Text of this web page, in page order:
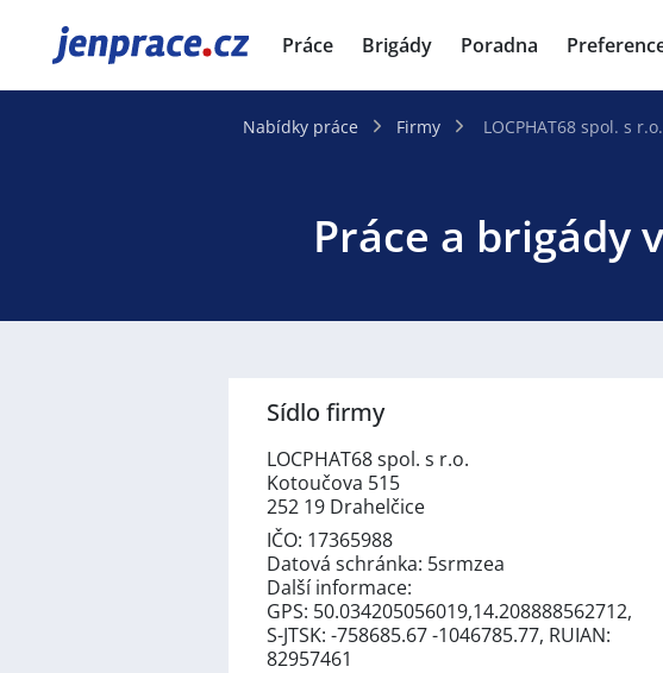
JenPráce.cz Práce Brigády Poradna
Nabídky práce Firmy LOCPHAT68 spol. s r.o.
Práce a brigády
Sídlo firmy
LOCPHAT68 spol. s r.o.
Kotoučova 515
252 19 Drahelčice
IČO: 17365988
Datová schránka: 5srmzea
Další informace:
GPS: 50.034205056019,14.208888562712,
S-JTSK: -758685.67 -1046785.77, RUIAN:
82957461